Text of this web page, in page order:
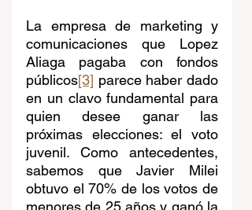
La empresa de marketing y
comunicaciones que Lopez
Aliaga pagaba con fondos
públicos[3] parece haber dado
en un clavo fundamental para
quien desee ganar las
próximas elecciones: el voto
juvenil. Como antecedentes,
sabemos que Javier Milei
obtuvo el 70% de los votos de
menores de 25 años y ganó la